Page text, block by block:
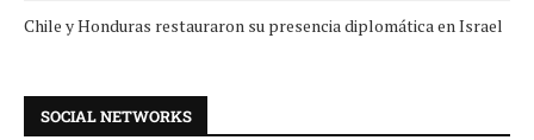
Chile y Honduras restauraron su presencia diplomática en Israel
SOCIAL NETWORKS